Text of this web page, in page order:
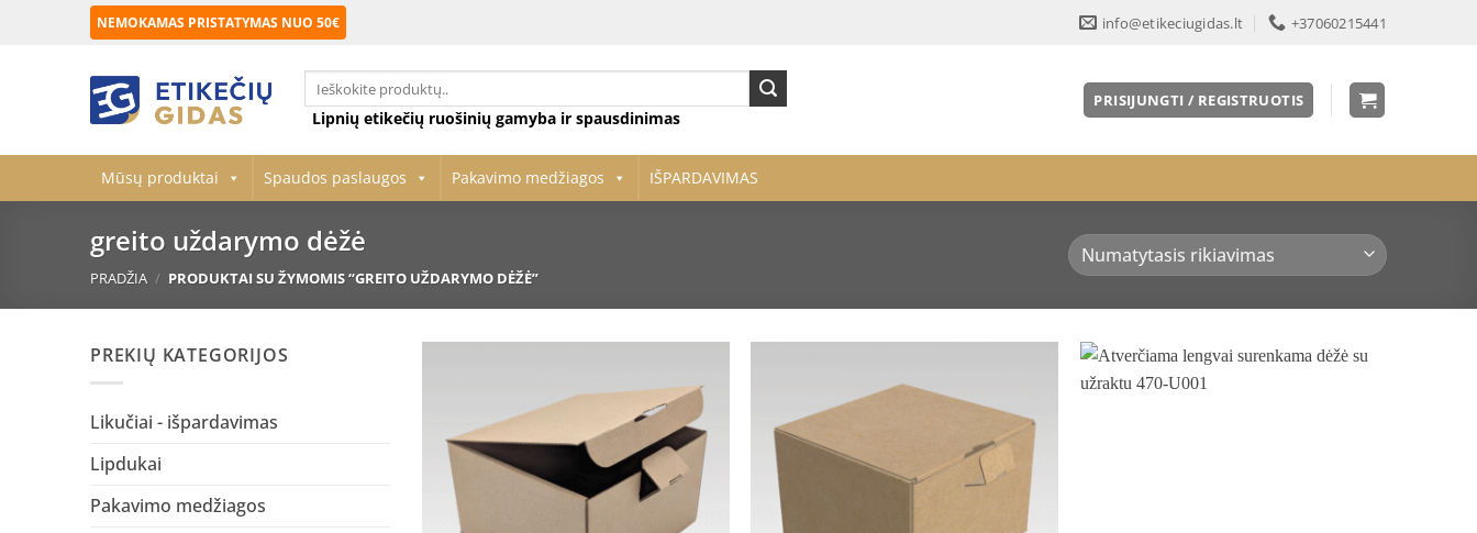
NEMOKAMAS PRISTATYMAS NUO 50€ info@etikeciugidas.lt +37060215441
Ieškoti:
Lipnių etikečių ruošinių gamyba ir spausdinimas
PRISIJUNGTI / REGISTRUOTIS
Mūsų produktai Spaudos paslaugos Pakavimo medžiagos IŠPARDAVIMAS
greito uždarymo dėžė
PRADŽIA / PRODUKTAI SU ŽYMOMIS “GREITO UŽDARYMO DĖŽĖ”
PREKIŲ KATEGORIJOS
Likučiai - išpardavimas
Lipdukai
Pakavimo medžiagos
Pridėti
į norų
sąrašą
į norų
sąrašą